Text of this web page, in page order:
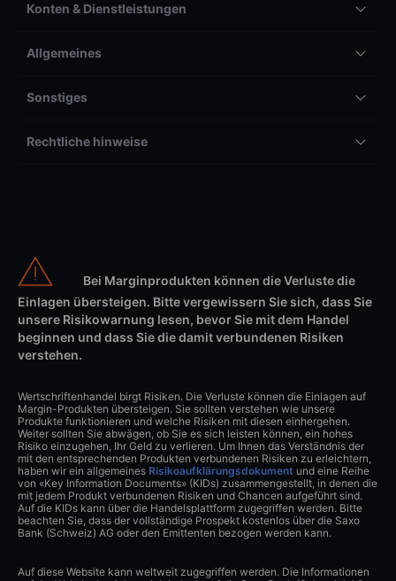
Konten & Dienstleistungen
Allgemeines
Sonstiges
Rechtliche hinweise
Bei Marginprodukten können die Verluste die
Einlagen übersteigen. Bitte vergewissern Sie sich, dass Sie
unsere Risikowarnung lesen, bevor Sie mit dem Handel
beginnen und dass Sie die damit verbundenen Risiken
verstehen.
Wertschriftenhandel birgt Risiken. Die Verluste können die Einlagen auf
Margin-Produkten übersteigen. Sie sollten verstehen wie unsere
Produkte funktionieren und welche Risiken mit diesen einhergehen.
Weiter sollten Sie abwägen, ob Sie es sich leisten können, ein hohes
Risiko einzugehen, Ihr Geld zu verlieren. Um Ihnen das Verständnis der
mit den entsprechenden Produkten verbundenen Risiken zu erleichtern,
haben wir ein allgemeines Risikoaufklärungsdokument und eine Reihe
von «Key Information Documents» (KIDs) zusammengestellt, in denen die
mit jedem Produkt verbundenen Risiken und Chancen aufgeführt sind.
Auf die KIDs kann über die Handelsplattform zugegriffen werden. Bitte
beachten Sie, dass der vollständige Prospekt kostenlos über die Saxo
Bank (Schweiz) AG oder den Emittenten bezogen werden kann.
Auf diese Website kann weltweit zugegriffen werden. Die Informationen